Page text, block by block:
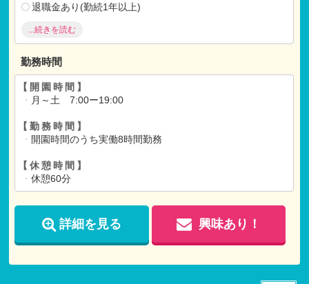
退職金あり(勤続1年以上)
マイカー通勤応相談
【各種手当】
通勤手当(上限20,000円迄)
試用期間 有 3ヶ月間
仕事内容・月給共に、正規雇用と同条件
...続きを読む
勤務時間
【開園時間】
・ 月～土 7:00ー19:00
【勤務時間】
・ 開園時間のうち実働8時間勤務
【休憩時間】
・ 休憩60分
詳細を見る 興味あり！